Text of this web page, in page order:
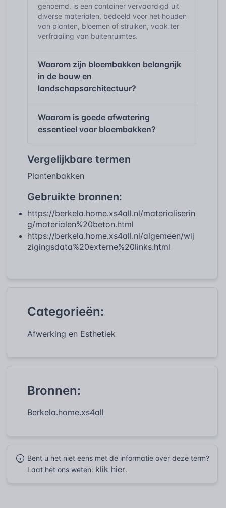
genoemd, is een container vervaardigd uit
diverse materialen, bedoeld voor het houden
van planten, bloemen of struiken, vaak ter
verfraaiing van buitenruimtes.
Waarom zijn bloembakken belangrijk
in de bouw en
landschapsarchitectuur?
Waarom is goede afwatering
essentieel voor bloembakken?
Vergelijkbare termen
Plantenbakken
Gebruikte bronnen:
https://berkela.home.xs4all.nl/materialiserin
g/materialen%20beton.html
https://berkela.home.xs4all.nl/algemeen/wij
zigingsdata%20externe%20links.html
Categorieën:
Afwerking en Esthetiek
Bronnen:
Berkela.home.xs4all
Bent u het niet eens met de informatie over deze term?
Laat het ons weten: klik hier.